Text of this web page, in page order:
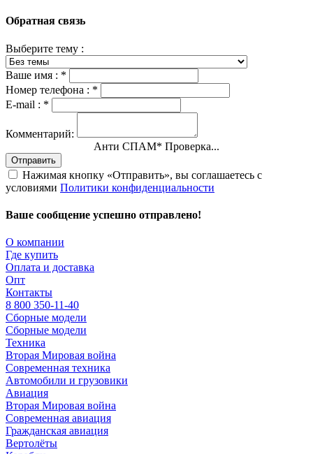
Обратная связь
Выберите тему :
Ваше имя : *
Номер телефона : *
E-mail : *
Комментарий:
Анти СПАМ* Проверка...
Отправить
Нажимая кнопку «Отправить», вы соглашаетесь с
условиями Политики конфиденциальности
Ваше сообщение успешно отправлено!
О компании
Где купить
Оплата и доставка
Опт
Контакты
8 800 350-11-40
Сборные модели
Сборные модели
Техника
Вторая Мировая война
Современная техника
Автомобили и грузовики
Авиация
Вторая Мировая война
Современная авиация
Гражданская авиация
Вертолёты